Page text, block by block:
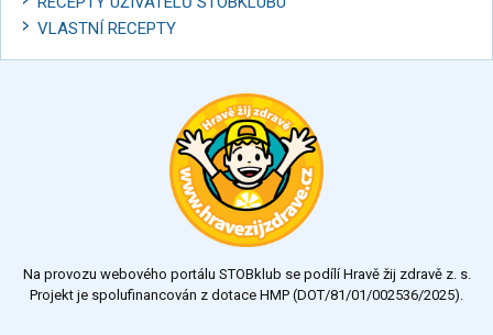
VLASTNÍ RECEPTY
Na provozu webového portálu STOBklub se podílí Hravě žij zdravě z. s.
Projekt je spolufinancován z dotace HMP (DOT/81/01/002536/2025).